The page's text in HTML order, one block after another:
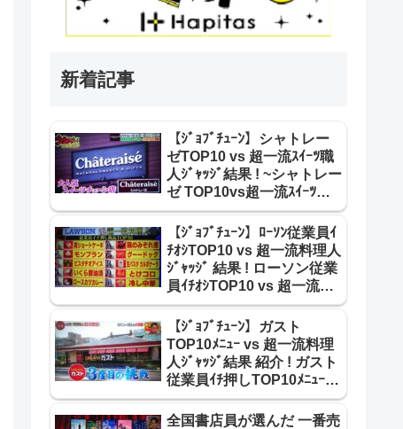
新着記事
【ｼﾞｮﾌﾞﾁｭｰﾝ】シャトレー
ゼTOP10 vs 超一流ｽｲｰﾂ職
人ｼﾞｬｯｼﾞ結果 ! ~シャトレー
ゼ TOP10vs超一流ｽｲｰﾂ職
人 合格･不合格ｼﾞｬｯｼﾞ結果~
【ｼﾞｮﾌﾞﾁｭｰﾝ】ﾛｰｿﾝ従業員ｲ
ﾁｵｼTOP10 vs 超一流料理人
ｼﾞｬｯｼﾞ 結果 ! ローソン従業
員ｲﾁｵｼTOP10 vs 超一流料
理人 ｼﾞｬｯｼﾞ結果 紹介 !
2105
【ｼﾞｮﾌﾞﾁｭｰﾝ】ガスト
TOP10ﾒﾆｭｰ vs 超一流料理
人ｼﾞｬｯｼﾞ結果 紹介 ! ガスト
従業員ｲﾁ押しTOP10ﾒﾆｭｰ
vs 超一流料理人 合格･不合
格 結果 !
全国書店員が選んだ 一番売